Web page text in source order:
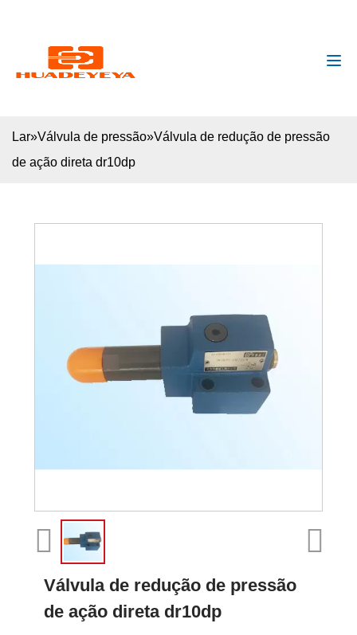
Lar»Válvula de pressão»Válvula de redução de pressão
de ação direta dr10dp
Válvula de redução de pressão
de ação direta dr10dp